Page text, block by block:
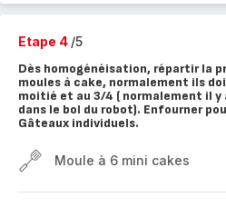
Etape 4 /5
Dès homogénéisation, répartir la
moules à cake, normalement ils
moitié et au 3/4 ( normalement il y
dans le bol du robot). Enfourner
Gâteaux individuels.
Moule à 6 mini cakes